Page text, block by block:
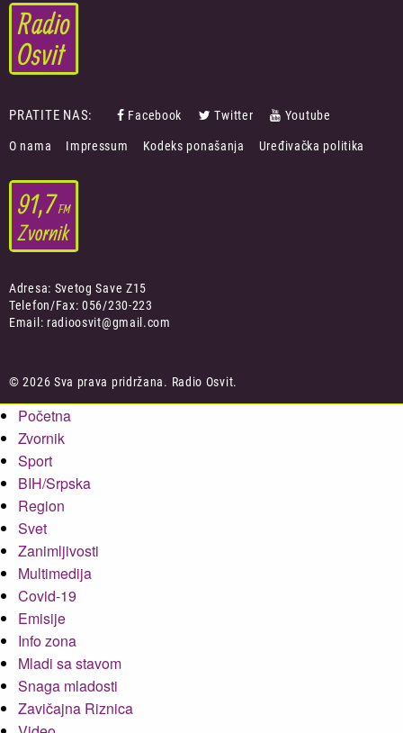
PRATITE NAS: Facebook Twitter Youtube
FOOTER
MENU
O nama Impressum Kodeks ponašanja Uređivačka politika
Adresa: Svetog Save Z15
Telefon/Fax: 056/230-223
Email: radioosvit@gmail.com
© 2026 Sva prava pridržana. Radio Osvit.
Početna
Zvornik
Sport
BIH/Srpska
Region
Svet
Zanimljivosti
Multimedija
Covid-19
Emisije
Info zona
Mladi sa stavom
Snaga mladosti
Zavičajna Riznica